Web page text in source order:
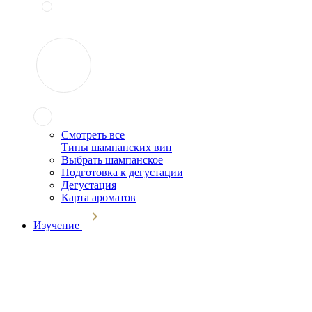
Смотреть все
Типы шампанских вин
Выбрать шампанское
Подготовка к дегустации
Дегустация
Карта ароматов
Изучение